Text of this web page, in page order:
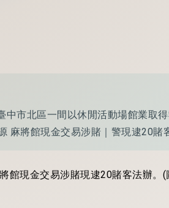
中市北區一間以休閒活動場館業取
麻將館現金交易涉賭｜警現逮20賭